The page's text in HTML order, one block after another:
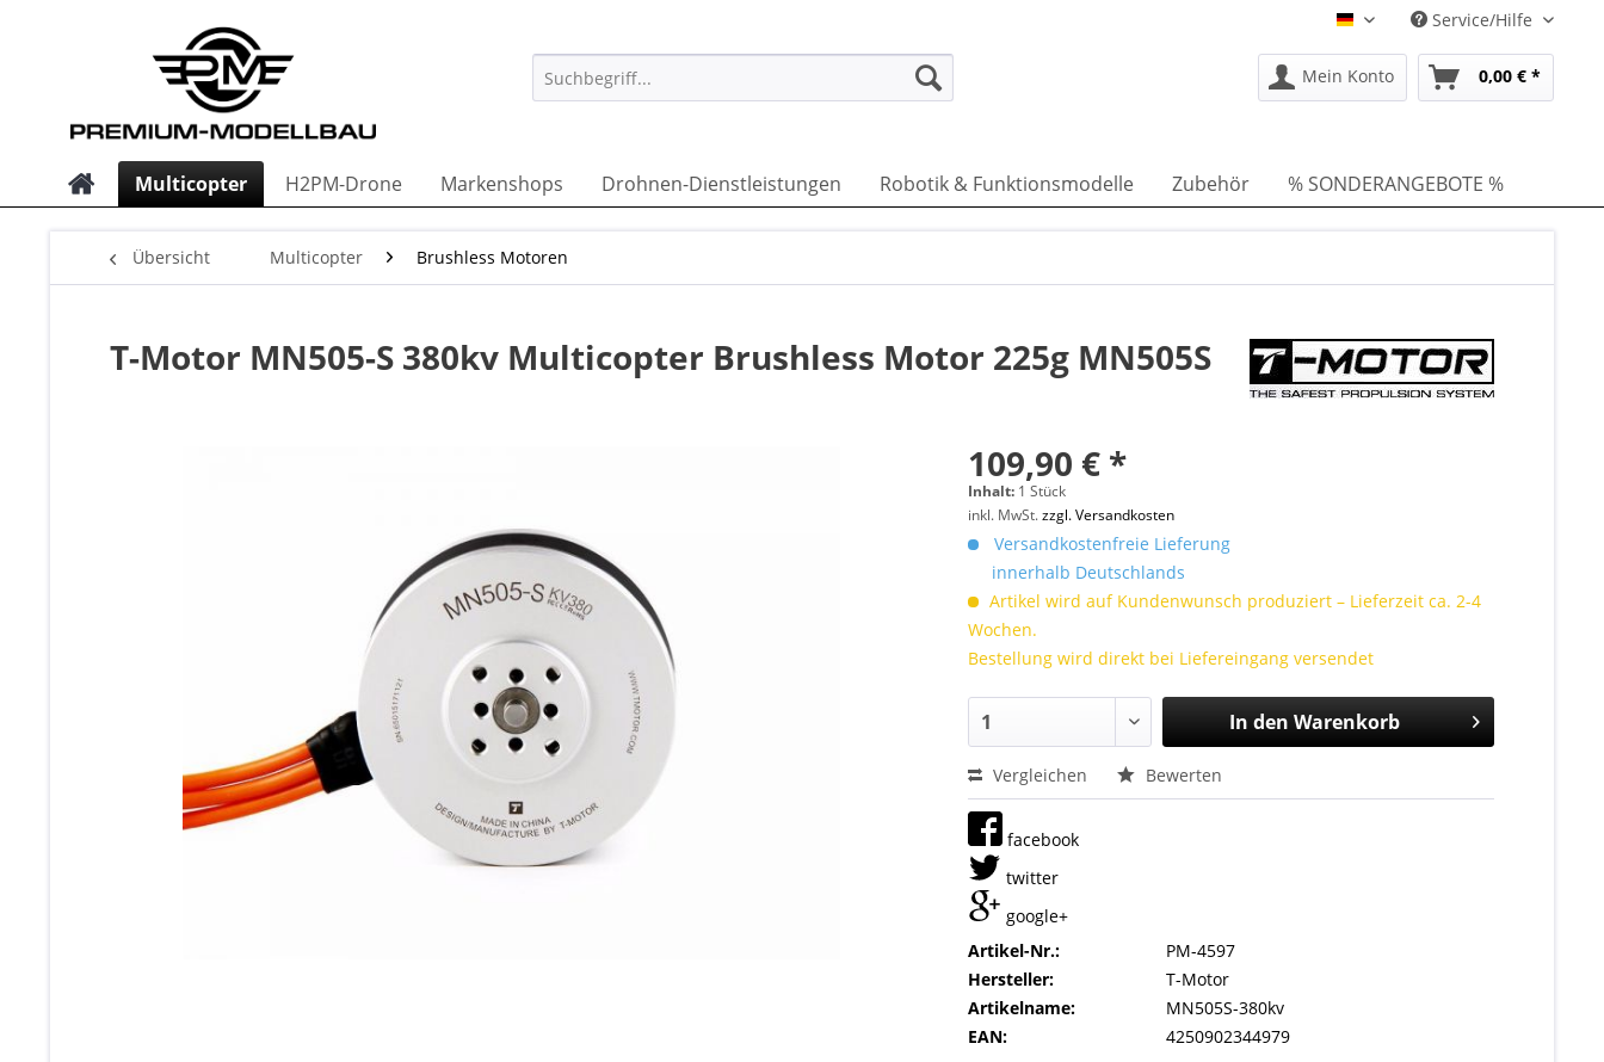
DE Service/Hilfe
Mein Konto 0,00 € *
Multicopter H2PM-Drone Markenshops Drohnen-Dienstleistungen Robotik & Funktionsmodelle Zubehör % SONDERANGEBOTE %
Übersicht Multicopter Brushless Motoren
T-Motor MN505-S 380kv Multicopter Brushless Motor 225g MN505S
109,90 € *
Inhalt: 1 Stück
inkl. MwSt.zzgl. Versandkosten
Versandkostenfreie Lieferung
innerhalb Deutschlands
Artikel wird auf Kundenwunsch produziert – Lieferzeit ca. 2-4
Wochen.
Bestellung wird direkt bei Liefereingang versendet
In den Warenkorb
Vergleichen Bewerten
facebook
twitter
google+
Artikel-Nr.:
PM-4597
Hersteller:
T-Motor
Artikelname:
MN505S-380kv
EAN:
4250902344979